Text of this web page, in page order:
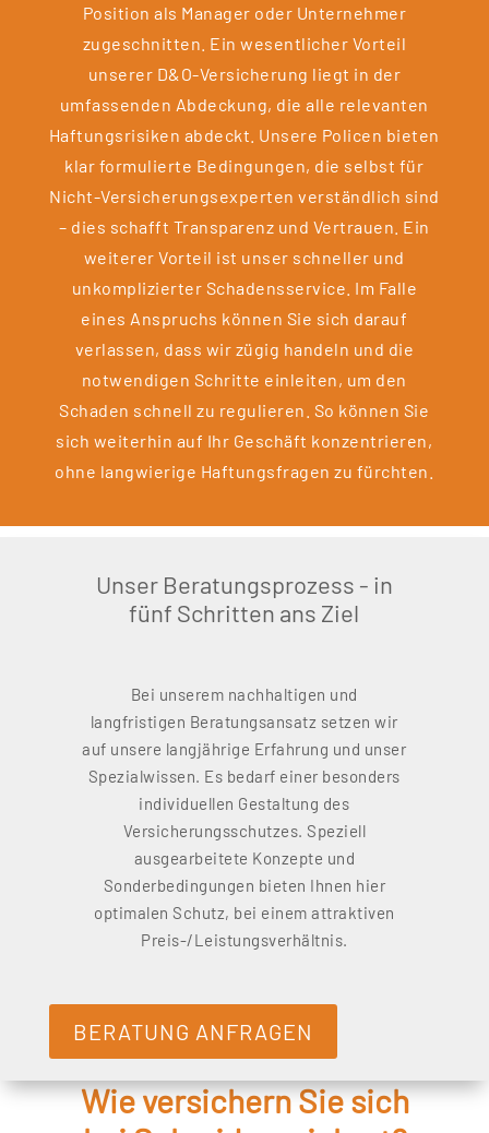
Position als Manager oder Unternehmer
zugeschnitten. Ein wesentlicher Vorteil
unserer D&O-Versicherung liegt in der
umfassenden Abdeckung, die alle relevanten
Haftungsrisiken abdeckt. Unsere Policen bieten
klar formulierte Bedingungen, die selbst für
Nicht-Versicherungsexperten verständlich sind
– dies schafft Transparenz und Vertrauen. Ein
weiterer Vorteil ist unser schneller und
unkomplizierter Schadensservice. Im Falle
eines Anspruchs können Sie sich darauf
verlassen, dass wir zügig handeln und die
notwendigen Schritte einleiten, um den
Schaden schnell zu regulieren. So können Sie
sich weiterhin auf Ihr Geschäft konzentrieren,
ohne langwierige Haftungsfragen zu fürchten.
Unser Beratungsprozess - in
fünf Schritten ans Ziel
Bei unserem nachhaltigen und
langfristigen Beratungsansatz setzen wir
auf unsere langjährige Erfahrung und unser
Spezialwissen. Es bedarf einer besonders
individuellen Gestaltung des
Versicherungsschutzes. Speziell
ausgearbeitete Konzepte und
Sonderbedingungen bieten Ihnen hier
optimalen Schutz, bei einem attraktiven
Preis-/Leistungsverhältnis.
BERATUNG ANFRAGEN
Wie versichern Sie sich